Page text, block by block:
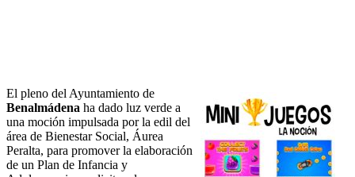
El pleno del Ayuntamiento de
Benalmádena ha dado luz verde a
una moción impulsada por la edil del
área de Bienestar Social, Áurea
Peralta, para promover la elaboración
de un Plan de Infancia y